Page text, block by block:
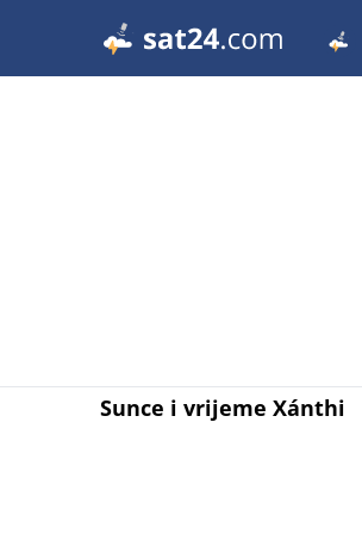
Sunce i vrijeme Xánthi